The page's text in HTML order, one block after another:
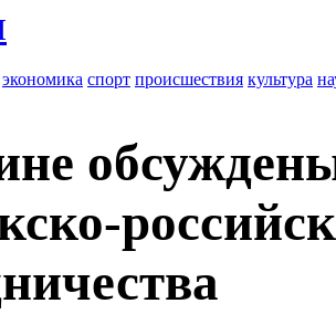
экономика спорт происшествия культура